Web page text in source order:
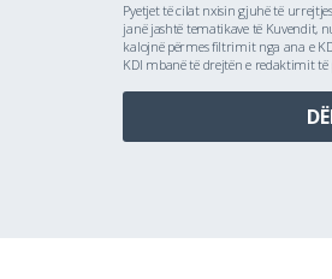
Pyetjet të cilat nxisin gjuhë të
janë jashtë tematikave të Kuvendit,
kalojnë përmes filtrimit nga ana e
KDI mbanë të drejtën e redaktimit të